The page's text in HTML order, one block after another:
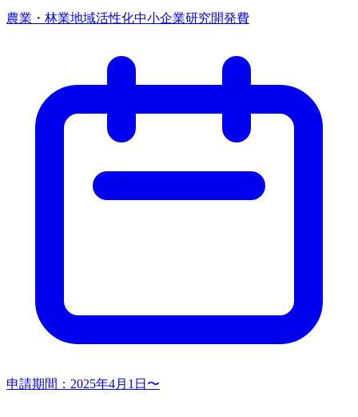
農業・林業地域活性化中小企業研究開発費
申請期間： 2025年4月1日〜